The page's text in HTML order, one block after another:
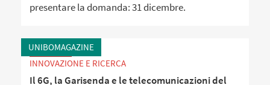
presentare la domanda: 31 dicembre.
UNIBOMAGAZINE
INNOVAZIONE E RICERCA
Il 6G, la Garisenda e le telecomunicazioni del